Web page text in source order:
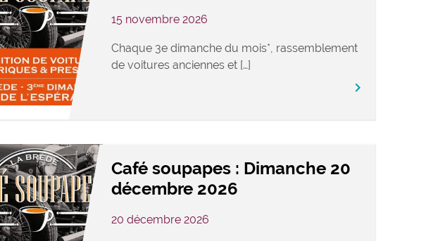
15 novembre 2026
Chaque 3e dimanche du mois*, rassemblement
de voitures anciennes et […]
keyboard_arrow_right
Café soupapes : Dimanche 20
décembre 2026
20 décembre 2026